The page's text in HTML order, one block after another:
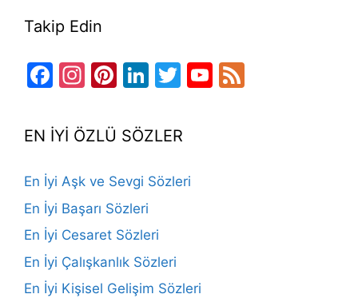
Takip Edin
Facebook
Instagram
Pinterest
LinkedIn
TwitterYouTube
EN İYİ ÖZLÜ SÖZLER
En İyi Aşk ve Sevgi Sözleri
En İyi Başarı Sözleri
En İyi Cesaret Sözleri
En İyi Çalışkanlık Sözleri
En İyi Kişisel Gelişim Sözleri